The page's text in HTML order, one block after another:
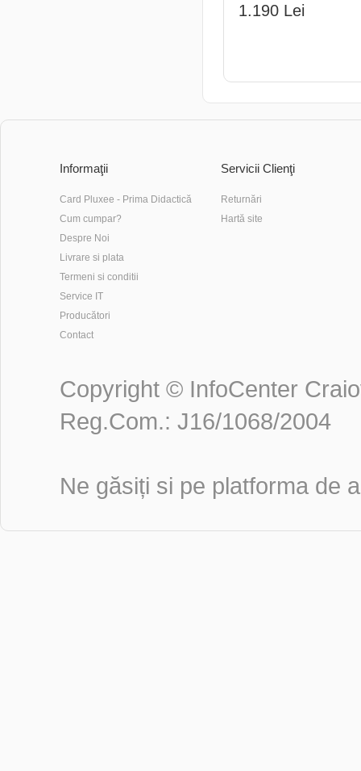
1.190 Lei
Informaţii
Card Pluxee - Prima Didactică
Cum cumpar?
Despre Noi
Livrare si plata
Termeni si conditii
Service IT
Producători
Contact
Servicii Clienţi
Returnări
Hartă site
Copyright © InfoCenter
Reg.Com.: J16/1068/2004
Ne găsiți si pe platforma de